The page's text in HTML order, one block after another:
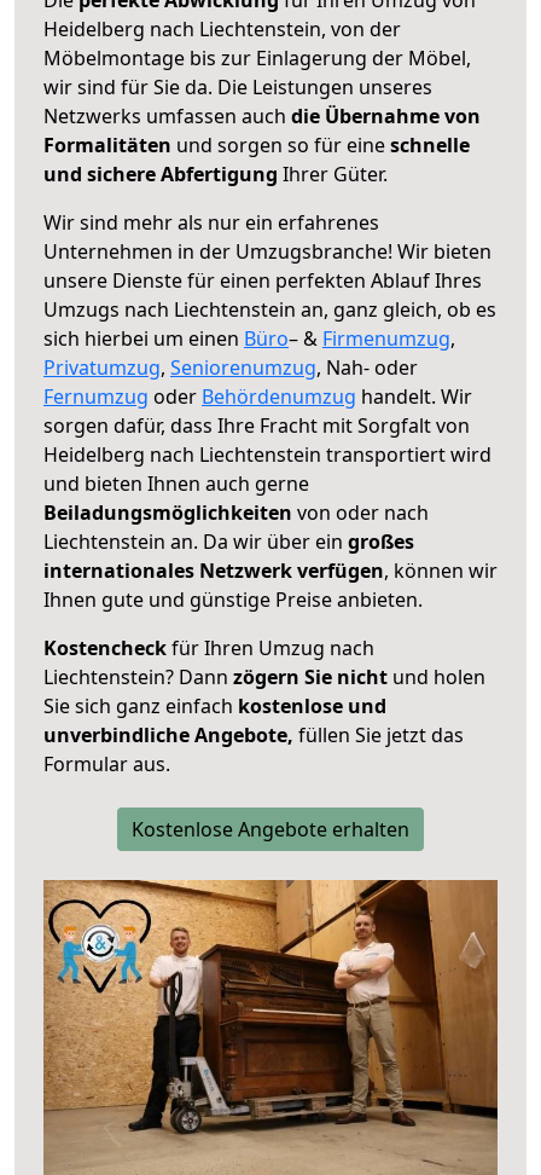
Heidelberg nach Liechtenstein, von der
Möbelmontage bis zur Einlagerung der Möbel,
wir sind für Sie da. Die Leistungen unseres
Netzwerks umfassen auch die Übernahme von
Formalitäten und sorgen so für eineschnelle
und sichere Abfertigung Ihrer Güter.
Wir sind mehr als nur ein erfahrenes
Unternehmen in der Umzugsbranche! Wir bieten
unsere Dienste für einen perfekten Ablauf Ihres
Umzugs nach Liechtenstein an, ganz gleich, ob es
sich hierbei um einen Büro– & Firmenumzug,
Privatumzug, Seniorenumzug, Nah- oder
Fernumzug oder Behördenumzug handelt. Wir
sorgen dafür, dass Ihre Fracht mit Sorgfalt von
Heidelberg nach Liechtenstein transportiert wird
und bieten Ihnen auch gerne
Beiladungsmöglichkeiten von oder nach
Liechtenstein an. Da wir über ein großes
internationales Netzwerk verfügen, können wir
Ihnen gute und günstige Preise anbieten.
Kostencheckfür Ihren Umzug nach
Liechtenstein? Dann zögern Sie nicht und holen
Sie sich ganz einfach kostenlose und
unverbindliche Angebote, füllen Sie jetzt das
Formular aus.
Kostenlose Angebote erhalten